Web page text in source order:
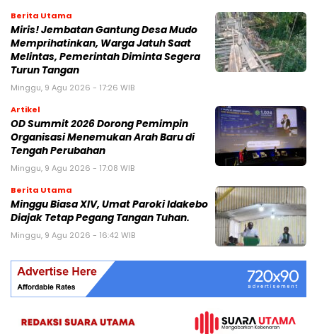
Berita Utama
Miris! Jembatan Gantung Desa Mudo
Memprihatinkan, Warga Jatuh Saat
Melintas, Pemerintah Diminta Segera
Turun Tangan
Minggu, 9 Agu 2026 - 17:26 WIB
Artikel
OD Summit 2026 Dorong Pemimpin
Organisasi Menemukan Arah Baru di
Tengah Perubahan
Minggu, 9 Agu 2026 - 17:08 WIB
Berita Utama
Minggu Biasa XIV, Umat Paroki Idakebo
Diajak Tetap Pegang Tangan Tuhan.
Minggu, 9 Agu 2026 - 16:42 WIB